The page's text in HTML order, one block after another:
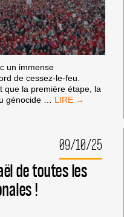
un immense
de cessez-le-feu.
que la première étape, la
génocide
BOYCOTT,
UN
LE-
FEU
09/10/25
de toutes les
!